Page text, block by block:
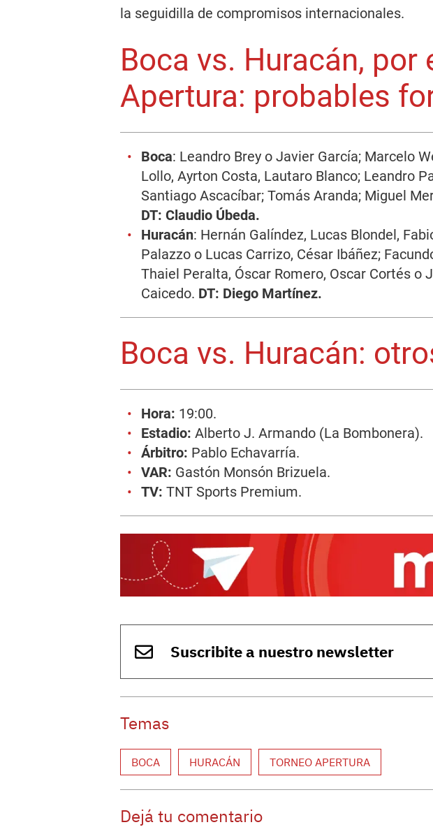
la seguidilla de compromisos internacionales.
Boca vs. Huracán, por
Apertura: probables
Boca: Leandro Brey o Javier García; Marcelo
Lollo, Ayrton Costa, Lautaro Blanco; Leandro
Santiago Ascacíbar; Tomás Aranda; Miguel
DT: Claudio Úbeda.
Huracán: Hernán Galíndez, Lucas Blondel,
Palazzo o Lucas Carrizo, César Ibáñez;
Thaiel Peralta, Óscar Romero, Oscar Cortés o
Caicedo. DT: Diego Martínez.
Boca vs. Huracán:
Hora: 19:00.
Estadio: Alberto J. Armando (La Bombonera).
Árbitro: Pablo Echavarría.
VAR: Gastón Monsón Brizuela.
TV: TNT Sports Premium.
Suscribite a nuestro newsletter
Temas
BOCA HURACÁN TORNEO APERTURA
Dejá tu comentario